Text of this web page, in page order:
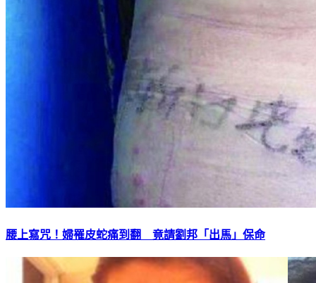
腰上寫咒！婦罹皮蛇痛到翻 竟請劉邦「出馬」保命